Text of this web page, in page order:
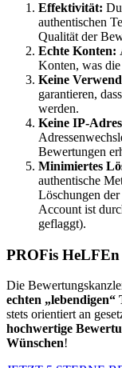
Effektivität:
authentischen
Qualität der
Echte Konten:
Konten, was
Keine
garantieren,
werden.
Keine IP-
Bewertungen
Minimiertes
authentische
Löschungen
Account ist
geflaggt).
PROFis HeLFEn
Die
echten „lebendigen“
stets orientiert an
hochwertige
Wünschen!